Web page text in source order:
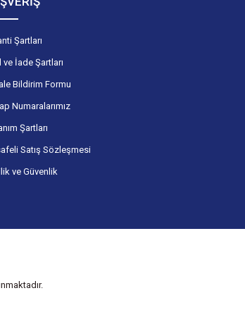
Şartları
ve İade Şartları
Bildirim Formu
Numaralarımız
Şartları
Satış Sözleşmesi
ve Güvenlik